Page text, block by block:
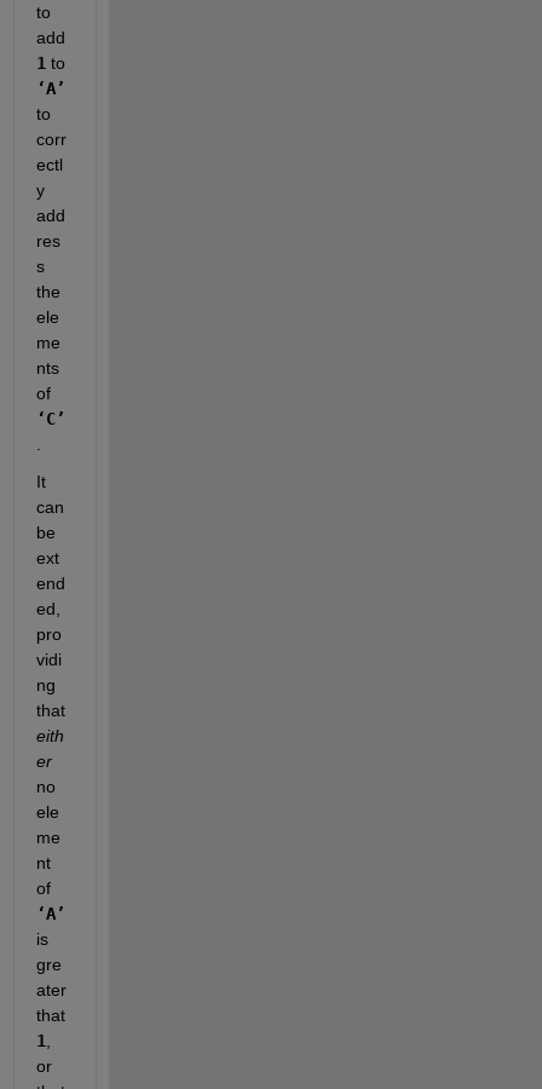
to
add
1 to
‘A’
to
corr
ectl
y
add
res
s
the
ele
me
nts
of
‘C’
It
can
be
ext
end
ed,
pro
vidi
ng
that
eith
er
no
ele
me
nt
of
‘A’
is
gre
ater
that
1
or